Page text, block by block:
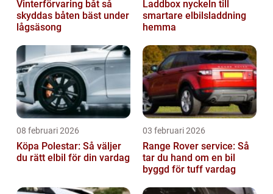
Vinterförvaring båt så
skyddas båten bäst under
lågsäsong
Laddbox nyckeln till
smartare elbilsladdning
hemma
08 februari 2026
Köpa Polestar: Så väljer
du rätt elbil för din vardag
03 februari 2026
Range Rover service: Så
tar du hand om en bil
byggd för tuff vardag